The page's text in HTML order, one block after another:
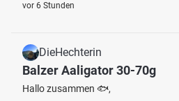
vor 6 Stunden
DieHechterin
Balzer Aaligator 30-70g
Hallo zusammen 🐟,